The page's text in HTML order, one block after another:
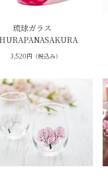
琉球ガラス
3,520円（税込み）